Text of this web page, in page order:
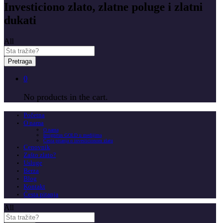
Investiciono zlato, zlatne poluge i zlatni
dukati
All
Pretraga
0
No products in the cart.
Početna
O nama
O nama
Insignitus GOLD u medijima
Česta pitanja o investicionom zlatu
Cenovnik
Zašto zlato?
Usluge
Berza
Blog
Kontakt
Česta pitanja
All